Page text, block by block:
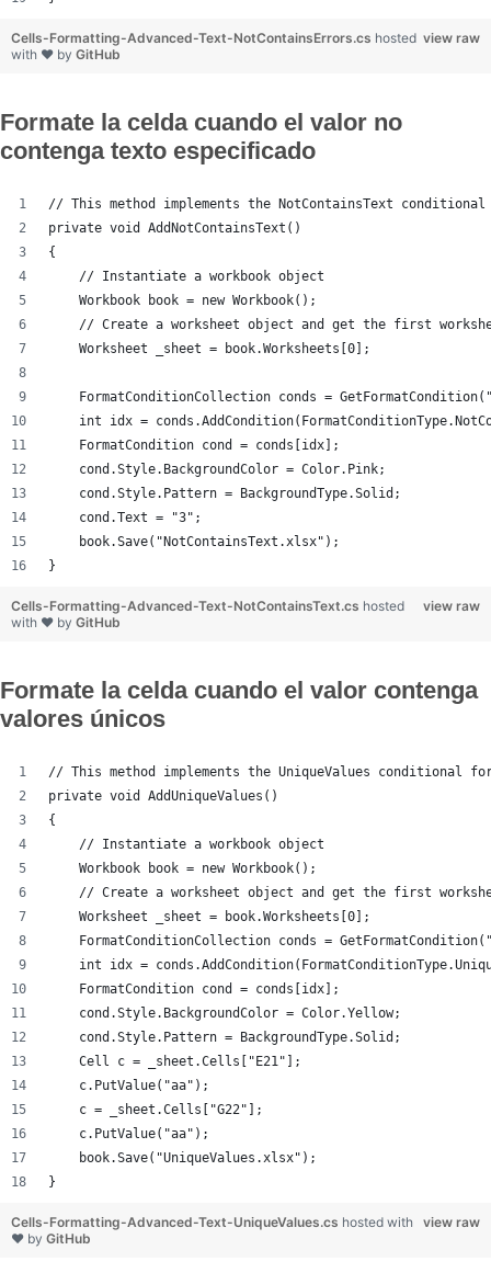
view raw
Cells-Formatting-Advanced-Text-NotContainsErrors.cs hosted
with ❤ by GitHub
Formate la celda cuando el valor no
contenga texto especificado
// This method implements the NotContainsText
private void AddNotContainsText()
{
    // Instantiate a workbook object
    Workbook book = new Workbook();
// Create a worksheet object and get the first
    Worksheet _sheet = book.Worksheets[0];
FormatConditionCollection conds =
int idx =
    FormatCondition cond = conds[idx];
    cond.Style.BackgroundColor = Color.Pink;
    cond.Style.Pattern = BackgroundType.Solid;
    cond.Text = "3";
    book.Save("NotContainsText.xlsx");
}
view raw
Cells-Formatting-Advanced-Text-NotContainsText.cs hosted
with ❤ by GitHub
Formate la celda cuando el valor contenga
valores únicos
// This method implements the UniqueValues conditional
private void AddUniqueValues()
{
    // Instantiate a workbook object
    Workbook book = new Workbook();
// Create a worksheet object and get the first
    Worksheet _sheet = book.Worksheets[0];
FormatConditionCollection conds =
int idx =
    FormatCondition cond = conds[idx];
    cond.Style.BackgroundColor = Color.Yellow;
    cond.Style.Pattern = BackgroundType.Solid;
    Cell c = _sheet.Cells["E21"];
    c.PutValue("aa");
    c = _sheet.Cells["G22"];
    c.PutValue("aa");
    book.Save("UniqueValues.xlsx");
}
view raw
Cells-Formatting-Advanced-Text-UniqueValues.cs hosted with
❤ by GitHub